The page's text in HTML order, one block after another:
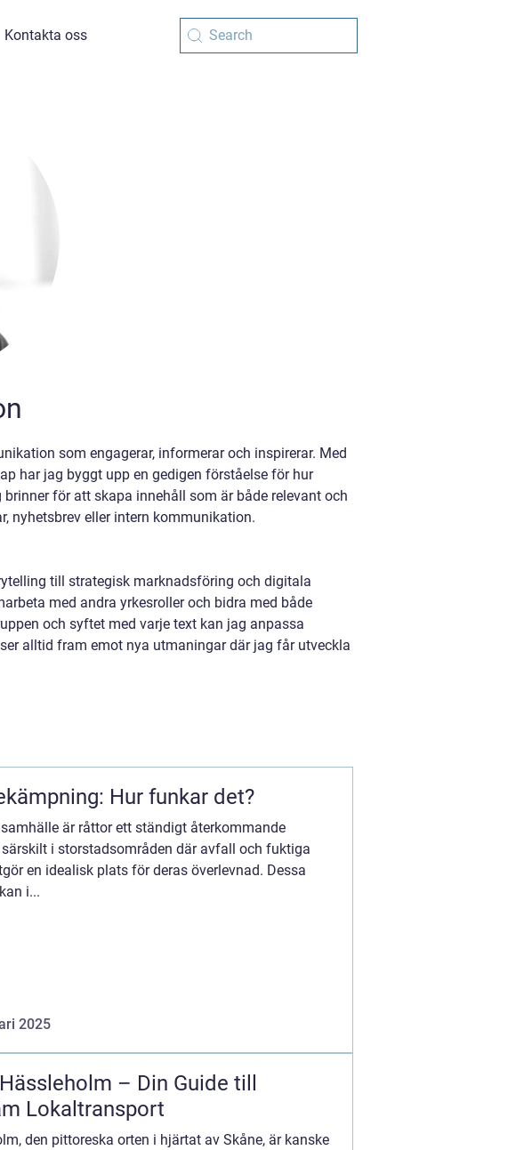
Kontakta oss
som engagerar, informerar och inspirerar. Med
har jag byggt upp en gedigen förståelse för hur
för att skapa innehåll som är både relevant och
nyhetsbrev eller intern kommunikation.
till strategisk marknadsföring och digitala
med andra yrkesroller och bidra med både
och syftet med varje text kan jag anpassa
alltid fram emot nya utmaningar där jag får utveckla
Hur funkar det?
är råttor ett ständigt återkommande
särskilt i storstadsområden där avfall och fuktiga
en idealisk plats för deras överlevnad. Dessa
i...
2025
– Din Guide till
Lokaltransport
den pittoreska orten i hjärtat av Skåne, är kanske